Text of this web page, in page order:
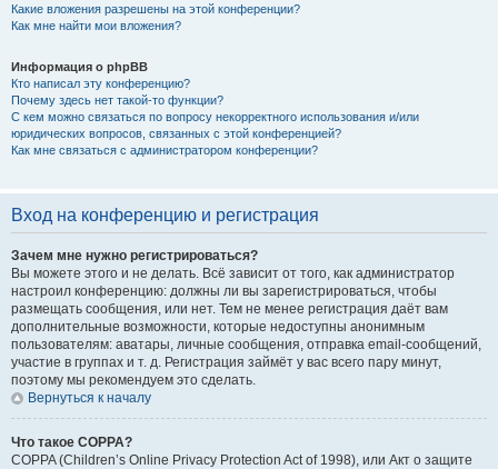
Какие вложения разрешены на этой конференции?
Как мне найти мои вложения?
Информация о phpBB
Кто написал эту конференцию?
Почему здесь нет такой-то функции?
С кем можно связаться по вопросу некорректного использования и/или
юридических вопросов, связанных с этой конференцией?
Как мне связаться с администратором конференции?
Вход на конференцию и регистрация
Зачем мне нужно регистрироваться?
Вы можете этого и не делать. Всё зависит от того, как администратор
настроил конференцию: должны ли вы зарегистрироваться, чтобы
размещать сообщения, или нет. Тем не менее регистрация даёт вам
дополнительные возможности, которые недоступны анонимным
пользователям: аватары, личные сообщения, отправка email-сообщений,
участие в группах и т. д. Регистрация займёт у вас всего пару минут,
поэтому мы рекомендуем это сделать.
Вернуться к началу
Что такое COPPA?
COPPA (Children’s Online Privacy Protection Act of 1998), или Акт о защите